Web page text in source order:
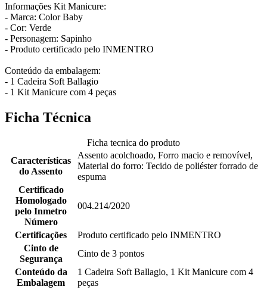
Informações Kit Manicure:
- Marca: Color Baby
- Cor: Verde
- Personagem: Sapinho
- Produto certificado pelo INMENTRO
Conteúdo da embalagem:
- 1 Cadeira Soft Ballagio
- 1 Kit Manicure com 4 peças
Ficha Técnica
Ficha tecnica do produto
Características
do Assento
Assento acolchoado, Forro macio e removível,
Material do forro: Tecido de poliéster forrado de
espuma
Certificado
Homologado
pelo Inmetro
Número
004.214/2020
Certificações
Produto certificado pelo INMENTRO
Cinto de
Segurança
Cinto de 3 pontos
Conteúdo da
Embalagem
1 Cadeira Soft Ballagio, 1 Kit Manicure com 4
peças